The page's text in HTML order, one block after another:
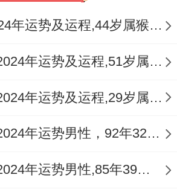
保证50%绿色蔬菜、30%
复合碳水。2月归根结底一
小腿部位的血液循环！
槛回望。属鸡处女座们会发
同的旋律、但又得彼此配
1980属猴女2024年运势及运程,44岁属猴人2024全年每月运势女性如何
1973年属牛女2024年运势及运程,51岁属牛人2024全年每月运势女性如何
1995年属猪女2024年运势及运程,29岁属猪人2024全年每月运势女性如何
1992年属猴人2024年运势男性，92年32岁属猴男2024年每月运程怎么样
1985年属牛人2024年运势男性,85年39岁属牛男2024年每月运程怎么样